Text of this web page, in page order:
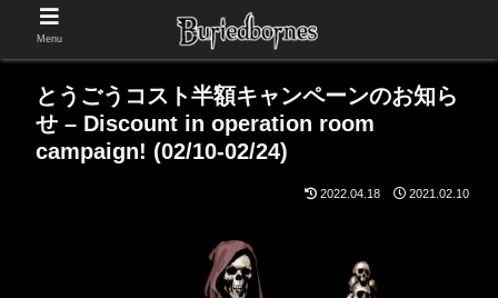
とうごうコスト半額キャンペーンのお知ら
せ – Discount in operation room
campaign! (02/10-02/24)
2022.04.18 2021.02.10
Menu